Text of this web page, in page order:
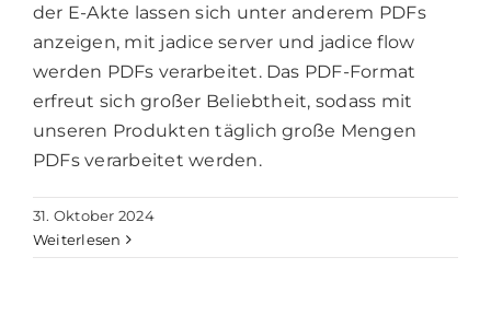
der E-Akte lassen sich unter anderem PDFs
anzeigen, mit jadice server und jadice flow
werden PDFs verarbeitet. Das PDF-Format
erfreut sich großer Beliebtheit, sodass mit
unseren Produkten täglich große Mengen
PDFs verarbeitet werden.
31. Oktober 2024
Weiterlesen